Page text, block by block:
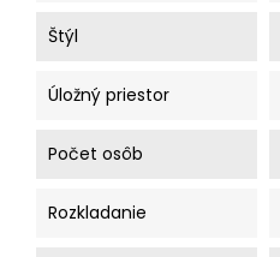
Štýl
Úložný priestor
Počet osôb
Rozkladanie